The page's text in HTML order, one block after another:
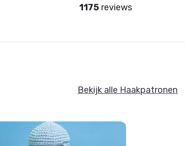
1175reviews
Bekijk alle Haakpatronen